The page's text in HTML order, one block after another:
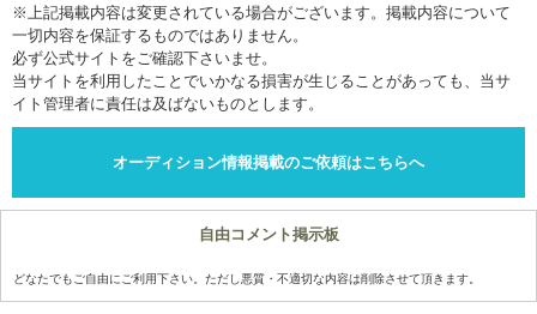
※上記掲載内容は変更されている場合がございます。掲載内容について
一切内容を保証するものではありません。
必ず公式サイトをご確認下さいませ。
当サイトを利用したことでいかなる損害が生じることがあっても、当サ
イト管理者に責任は及ばないものとします。
オーディション情報掲載のご依頼はこちらへ
自由コメント掲示板
どなたでもご自由にご利用下さい。ただし悪質・不適切な内容は削除させて頂きます。